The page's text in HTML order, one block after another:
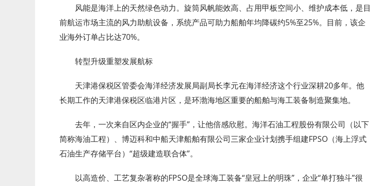
风能是海洋上的天然绿色动力。旋筒风帆能效高、占用甲板空间小、维护成本低，是目
前航运市场主流的风力助航设备，系统产品可助力船舶年均降碳约5%至25%。目前，该企
业海外订单占比达70%。
转型升级重塑发展航标
天津港保税区管委会海洋经济发展局副局长李元在海洋经济这个行业深耕20多年。他
长期工作的天津港保税区临港片区，是环渤海地区重要的船舶与海工装备制造聚集地。
去年，一次来自区内企业的“握手”，让他倍感欣慰。海洋石油工程股份有限公司（以下
简称海油工程）、博迈科和中船天津船舶有限公司三家企业计划携手组建FPSO（海上浮式
石油生产存储平台）“超级建造联合体”。
以高造价、工艺复杂著称的FPSO是全球海工装备“皇冠上的明珠”，企业“单打独斗”很